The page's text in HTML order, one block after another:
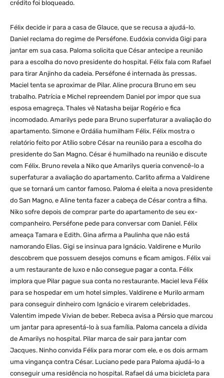
crédito foi bloqueado.
Félix decide ir para a casa de Glauce, que se recusa a ajudá-lo.
Daniel reclama do regime de Perséfone. Eudóxia convida Gigi para
jantar em sua casa. Paloma solicita que César antecipe a reunião
para a escolha do novo presidente do hospital. Félix fala com Rafael
para tirar Anjinho da cadeia. Perséfone é internada às pressas.
Maciel tenta se aproximar de Pilar. Aline procura Bruno em seu
trabalho. Patrícia e Michel repreendem Daniel por impor que sua
esposa emagreça. Thales vê Natasha beijar Rogério e fica
incomodado. Amarilys pede para Bruno superfaturar a avaliação do
apartamento. Simone e Ordália humilham Félix. Félix mostra o
relatório feito por Atílio sobre César na reunião para a escolha do
presidente do San Magno. César é humilhado na reunião e discute
com Félix. Bruno revela a Niko que Amarilys queria convencê-lo a
superfaturar a avaliação do apartamento. Carlito afirma a Valdirene
que se tornará um cantor famoso. Paloma é eleita a nova presidente
do San Magno, e Aline tenta fazer a cabeça de César contra a filha.
Niko sofre depois de comprar parte do apartamento de seu ex-
companheiro. Perséfone pede para conversar com Daniel. Félix
ameaça Tamara e Edith. Gina afirma a Paulinha que não está
namorando Elias. Gigi se insinua para Ignácio. Valdirene e Murilo
descobrem que possuem desejos comuns e ficam amigos. Félix vai
a um restaurante de luxo e não consegue pagar a conta. Félix
implora que Pilar pague sua conta no restaurante. Maciel leva Félix
para se hospedar em um hotel simples. Valdirene e Murilo armam
para conseguir dinheiro com Ignácio e virarem celebridades.
Valentim impede Vivian de beber. Rebeca avisa a Pérsio que marcou
um jantar para apresentá-lo à sua família. Paloma cancela a dívida
de Amarilys no hospital. Pilar marca de sair para jantar com
Jacques. Ninho convida Félix para morar com ele, e os dois armam
uma vingança contra César. Luciano pede para Paloma ajudá-lo a
conseguir uma residência no hospital. Rafael dá uma bicicleta para